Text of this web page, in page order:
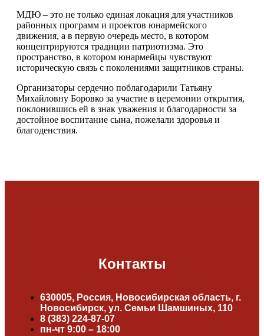
МДЮ – это не только единая локация для участников
районных программ и проектов юнармейского
движения, а в первую очередь место, в котором
концентрируются традиции патриотизма. Это
пространство, в котором юнармейцы чувствуют
историческую связь с поколениями защитников страны.
Организаторы сердечно поблагодарили Татьяну
Михайловну Боровко за участие в церемонии открытия,
поклонившись ей в знак уважения и благодарности за
достойное воспитание сына, пожелали здоровья и
благоденствия.
Контакты
630005, Россия, Новосибирская область, г.
Новосибирск, ул. Семьи Шамшиных, 110
8 (383) 224-87-07
пн-чт 9:00 – 18:00